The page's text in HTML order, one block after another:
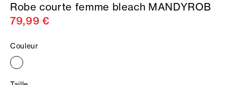
Robe courte femme bleach MANDYROB
79,99 €
Couleur